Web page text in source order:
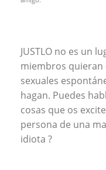
JUSTLO no es un
miembros quieran
sexuales
hagan. Puedes
cosas que os
persona de una
idiota ?